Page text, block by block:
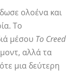
ολοένα και
Το
μέσου Το Creed
αλλά τα
μια δεύτερη